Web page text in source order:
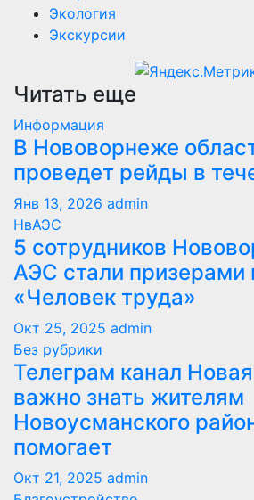
Экология
Экскурсии
Читать еще
Информация
В Нововорнеже
проведет рейды в
Янв 13, 2026 admin
НвАЭС
5 сотрудников
АЭС стали призерами
«Человек труда»
Окт 25, 2025 admin
Без рубрики
Телеграм канал
важно знать жителям
Новоусманского
помогает
Окт 21, 2025 admin